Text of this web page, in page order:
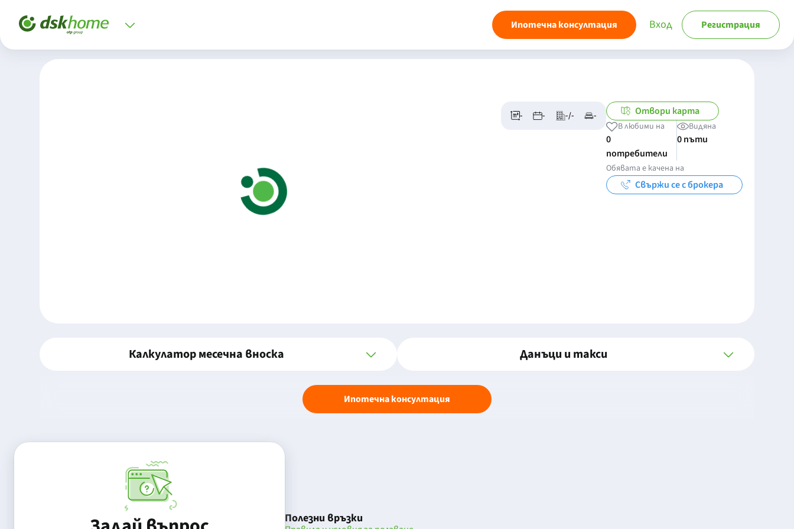
Ипотечна консултация Вход Регистрация
- - -/- - Отвори карта
В любими на
0
потребители
Видяна
0 пъти
Обявата е качена на
Свържи се с брокера
Калкулатор месечна вноска Данъци и такси
Ипотечна консултация
Полезни връзки